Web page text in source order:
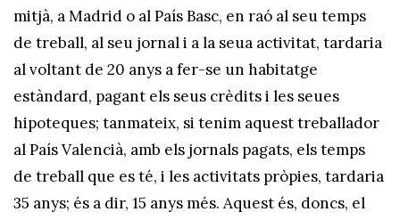
mitjà, a Madrid o al País Basc, en raó al seu temps
de treball, al seu jornal i a la seua activitat, tardaria
al voltant de 20 anys a fer-se un habitatge
estàndard, pagant els seus crèdits i les seues
hipoteques; tanmateix, si tenim aquest treballador
al País Valencià, amb els jornals pagats, els temps
de treball que es té, i les activitats pròpies, tardaria
35 anys; és a dir, 15 anys més. Aquest és, doncs, el